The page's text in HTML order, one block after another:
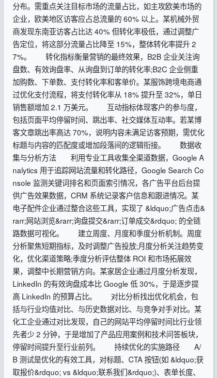
分布。需重点关注目标市场的流量占比，如主攻欧美市场的
企业，欧美地区访客应占总流量的 60% 以上。某机械外贸
商发现东南亚访客占比达 40% 但转化率极低，通过调整广
告定位，将这部分流量占比降至 15%，整体转化率提升 2
7%。 转化指标衡量营销的最终效果，B2B 企业关注询
盘数、有效询盘率、从询盘到订单的转化率;B2C 企业侧重
加购数、下单数、支付转化率和客单价。某服饰跨境电商通
过优化支付流程，将支付转化率从 18% 提升至 32%，单日
销售额增加 2.1 万美元。 互动指标体现客户的参与度，
包括页面平均停留时间、跳出率、社交媒体互动率。若某博
客文章跳出率高达 70%，说明内容未满足访客预期，需优化
标题与内容的匹配度或增加段落间的逻辑衔接。 数据收
集与分析方法 利用专业工具收集全渠道数据，Google A
nalytics 用于追踪网站流量和转化路径，Google Search Co
nsole 监测关键词排名和页面索引情况，各广告平台后台提
供广告效果数据，CRM 系统记录客户信息和跟进情况。某
电子配件企业通过整合这些工具，实现了 &ldquo;广告点击&
rarr;网站浏览&rarr;询盘提交&rarr;订单成交&rdquo; 的全链
路数据可视化。 建立周度、月度和季度分析机制。周度
分析聚焦短期指标，及时调整广告投放;月度分析关注趋势变
化，优化渠道策略;季度分析评估整体 ROI 和市场拓展效
果，调整中长期营销方向。某家居企业通过月度分析发现，
LinkedIn 的有效询盘成本比 Google 低 30%，于是逐步提
高 LinkedIn 的预算占比。 对比分析找出优化机会，包
括与行业均值对比、与历史数据对比、与竞争对手对比。某
化工企业通过对比发现，自己的网站平均停留时间比行业领
先者少 2 分钟，于是增加了产品应用案例和技术问答板块，
停留时间提升至行业前列。 持续优化的实施路径 A/
B 测试是优化的有效工具，对标题、CTA 按钮(如 &ldquo;获
取报价&rdquo; vs &ldquo;联系我们&rdquo;)、表单长度、